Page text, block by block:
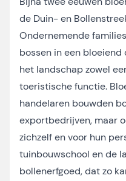
de Duin- en
Ondernemende
bossen in een
het landschap zowel
toeristische functie.
handelaren bouwden
exportbedrijven, maar
zichzelf en voor hun
tuinbouwschool en de
bollenerfgoed, dat zo